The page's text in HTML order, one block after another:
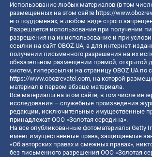
Использование любых материалов (в том
размещенных на этом сайте https://
его поддоменах, в любом виде строго
Разрешается использование при получении
разрешения на их использование и при
ссылки на сайт OBOZ.UA, а для интернет-
получении письменного разрешения на их
обязательном размещении прямой, открытой
систем, гиперссылки на страницу OBOZ.UA по
https://www.obozrevatel.com, на которой
материал в первом абзаце материала.
Все материалы на этом сайте, в том числе
исследования – служебные произведения
редакции, исключительные имущественные
принадлежат ООО «Золотая середина».
На все опубликованные фотоматериалы Getty
имеет имущественные права, защищаемые
«Об авторских правах и смежных правах»,
без письменного разрешения ООО «Золотая